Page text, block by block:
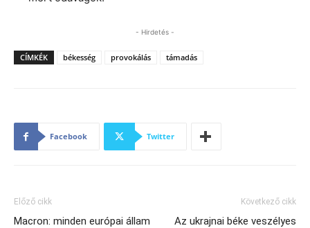
- Hirdetés -
CÍMKÉK békesség provokálás támadás
Facebook Twitter
Előző cikk
Macron: minden európai állam
Következő cikk
Az ukrajnai béke veszélyes